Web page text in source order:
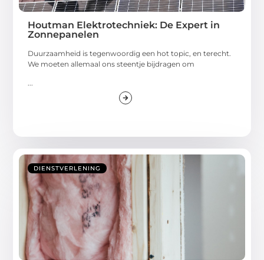
Houtman Elektrotechniek: De Expert in
Zonnepanelen
Duurzaamheid is tegenwoordig een hot topic, en terecht.
We moeten allemaal ons steentje bijdragen om
DIENSTVERLENING